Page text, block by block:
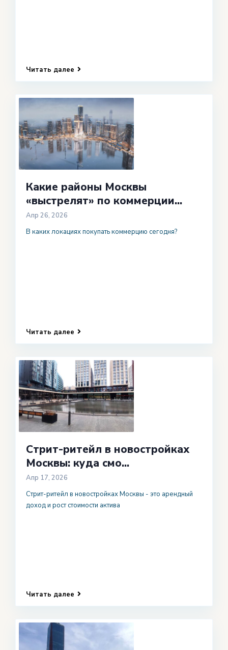
Читать далее
Какие районы Москвы
«выстрелят» по коммерции...
Апр 26, 2026
В каких локациях покупать коммерцию сегодня?
Читать далее
Стрит-ритейл в новостройках
Москвы: куда смо...
Апр 17, 2026
Стрит-ритейл в новостройках Москвы - это арендный
доход и рост стоимости актива
Читать далее